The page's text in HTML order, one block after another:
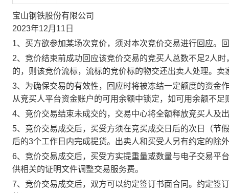
宝山钢铁股份有限公司
2023年12月11日
1、买方欲参加某场次竞价，须对本次竞价交易进行回应。
2、竞价结束前成功回应该竞价交易的竞买人总数不足2人
的，则该竞价流标，流标的竞价标的物交还出卖人处理。
3、为确保交易的有效性，回应时将被冻结一定额度的资金
从竞买人平台资金账户的可用余额中锁定，如可用余额不足
4、竞价交易结束未成交的，交易中心将全额释放竞买人及
5、竞价交易成交后，买受方须在竞买成交日后的次日（节
后的3个工作日内完成提货。出卖人和买受人另有约定的除
6、竞价交易成交后，买受方实提重量或数量与电子交易平
供相关的证明文件调整交易服务费。
7、竞价交易成交后，双方可以约定签订书面合同。约定签